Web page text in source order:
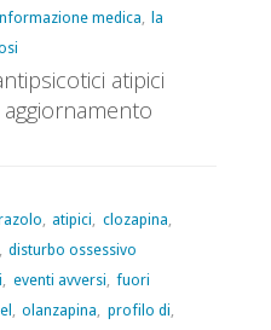
medica, la
atipici
, atipici, clozapina,
disturbo ossessivo
, eventi avversi, fuori
, olanzapina, profilo di,